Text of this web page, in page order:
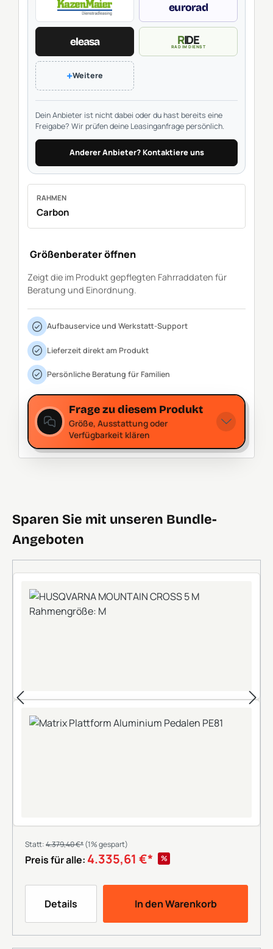
eurorad
eleasa RIDE
RAD IM DIENST
+Weitere
Dein Anbieter ist nicht dabei oder du hast bereits eine
Freigabe? Wir prüfen deine Leasinganfrage persönlich.
Anderer Anbieter? Kontaktiere uns
RAHMEN
Carbon
Größenberater öffnen
Zeigt die im Produkt gepflegten Fahrraddaten für
Beratung und Einordnung.
Aufbauservice und Werkstatt-Support
Lieferzeit direkt am Produkt
Persönliche Beratung für Familien
Frage zu diesem Produkt
Größe, Ausstattung oder
Verfügbarkeit klären
Sparen Sie mit unseren Bundle-
Angeboten
Statt:4.379,40 €*(1% gespart)
Preis für alle: 4.335,61 €* %
Details In den Warenkorb